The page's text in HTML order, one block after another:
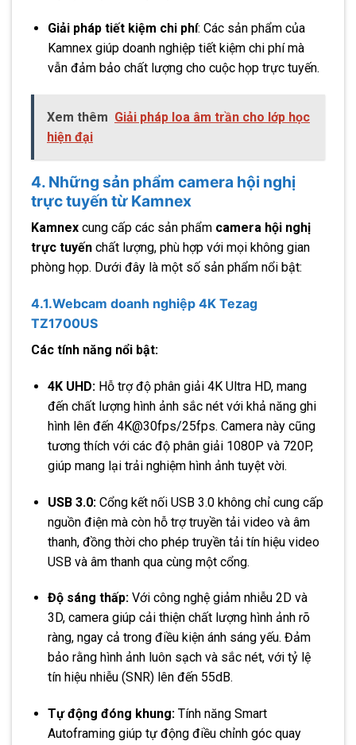
Giải pháp tiết kiệm chi phí: Các sản phẩm của
Kamnex giúp doanh nghiệp tiết kiệm chi phí mà
vẫn đảm bảo chất lượng cho cuộc họp trực tuyến.
Xem thêm Giải pháp loa âm trần cho lớp học
hiện đại
4. Những sản phẩm camera hội nghị
trực tuyến từ Kamnex
Kamnex cung cấp các sản phẩm camera hội nghị
trực tuyến chất lượng, phù hợp với mọi không gian
phòng họp. Dưới đây là một số sản phẩm nổi bật:
4.1.Webcam doanh nghiệp 4K Tezag
TZ1700US
Các tính năng nổi bật:
4K UHD: Hỗ trợ độ phân giải 4K Ultra HD, mang
đến chất lượng hình ảnh sắc nét với khả năng ghi
hình lên đến 4K@30fps/25fps. Camera này cũng
tương thích với các độ phân giải 1080P và 720P,
giúp mang lại trải nghiệm hình ảnh tuyệt vời.
USB 3.0: Cổng kết nối USB 3.0 không chỉ cung cấp
nguồn điện mà còn hỗ trợ truyền tải video và âm
thanh, đồng thời cho phép truyền tải tín hiệu video
USB và âm thanh qua cùng một cổng.
Độ sáng thấp: Với công nghệ giảm nhiễu 2D và
3D, camera giúp cải thiện chất lượng hình ảnh rõ
ràng, ngay cả trong điều kiện ánh sáng yếu. Đảm
bảo rằng hình ảnh luôn sạch và sắc nét, với tỷ lệ
tín hiệu nhiễu (SNR) lên đến 55dB.
Tự động đóng khung: Tính năng Smart
Autoframing giúp tự động điều chỉnh góc quay